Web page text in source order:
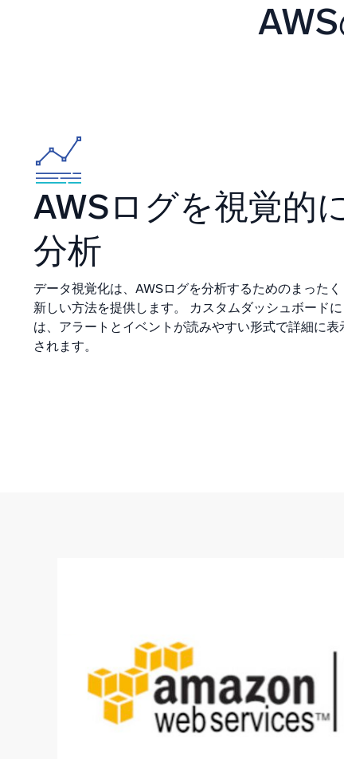
AWSログを視覚的
分析
データ視覚化は、AWSログを分析するためのまったく
新しい方法を提供します。 カスタムダッシュボードに
は、アラートとイベントが読みやすい形式で詳細に表
されます。